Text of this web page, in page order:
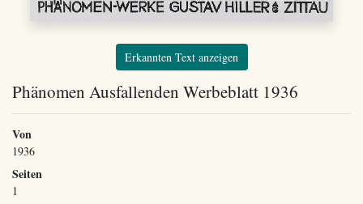
Erkannten Text anzeigen
Phänomen Ausfallenden Werbeblatt 1936
Von
1936
Seiten
1